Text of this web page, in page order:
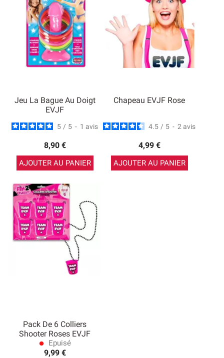
Jeu La Bague Au Doigt
EVJF
5 / 5 - 1 avis
8,90 €
AJOUTER AU PANIER
Chapeau EVJF Rose
4.5 / 5 - 2 avis
4,99 €
AJOUTER AU PANIER
Pack De 6 Colliers
Shooter Roses EVJF
lens Epuisé
9,99 €